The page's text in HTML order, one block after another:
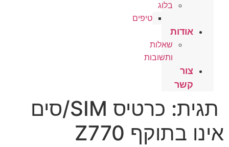
בלוג
טיפים
אודות
שאלות
ותשובות
צור
קשר
תגית:
כרטיס SIM/סים
אינו בתוקף Z770